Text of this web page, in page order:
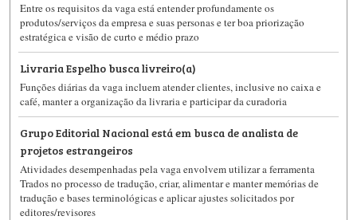
Entre os requisitos da vaga está entender profundamente os
produtos/serviços da empresa e suas personas e ter boa priorização
estratégica e visão de curto e médio prazo
Livraria Espelho busca livreiro(a)
Funções diárias da vaga incluem atender clientes, inclusive no caixa e
café, manter a organização da livraria e participar da curadoria
Grupo Editorial Nacional está em busca de analista de
projetos estrangeiros
Atividades desempenhadas pela vaga envolvem utilizar a ferramenta
Trados no processo de tradução, criar, alimentar e manter memórias de
tradução e bases terminológicas e aplicar ajustes solicitados por
editores/revisores